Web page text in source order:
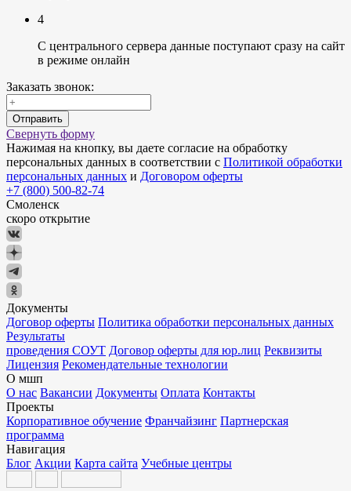
4
С центрального сервера данные поступают сразу на сайт
в режиме онлайн
Заказать звонок:
Отправить
Свернуть форму
Нажимая на кнопку, вы даете согласие на обработку
персональных данных в соответствии с Политикой обработки
персональных данных и Договором оферты
+7 (800) 500-82-74
Смоленск
скоро открытие
Документы
Договор оферты Политика обработки персональных данных
Результаты
проведения СОУТ Договор оферты для юр.лиц Реквизиты
Лицензия Рекомендательные технологии
О мшп
О нас Вакансии Документы Оплата Контакты
Проекты
Корпоративное обучение Франчайзинг Партнерская
программа
Навигация
Блог Акции Карта сайта Учебные центры